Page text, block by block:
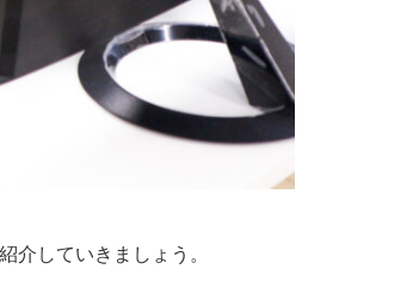
介していきましょう。